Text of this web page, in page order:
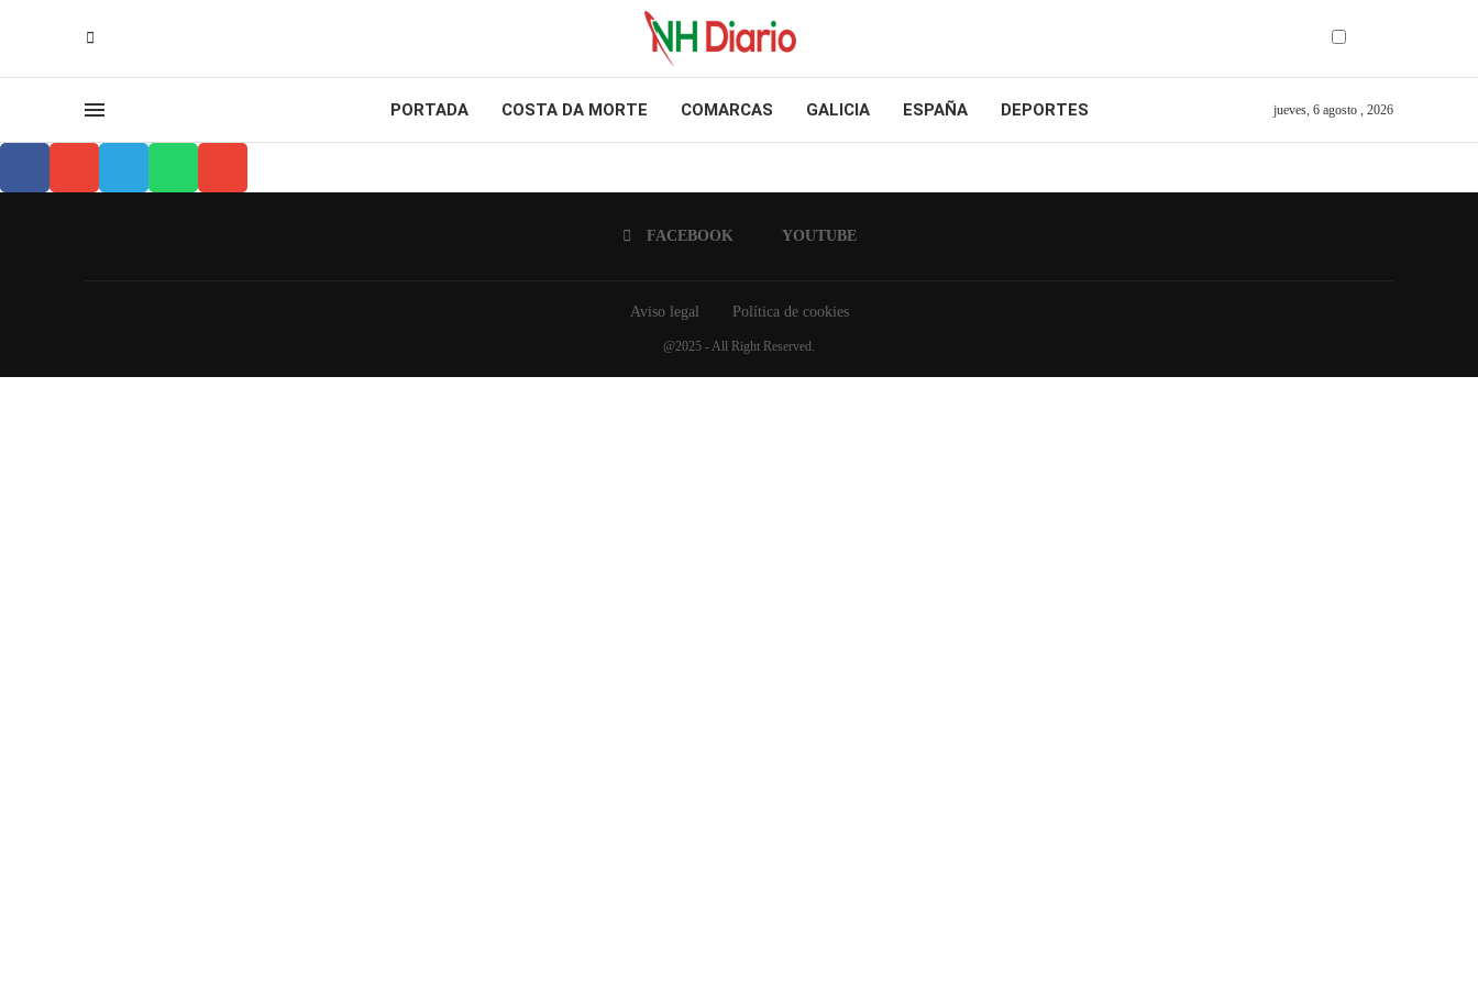
PORTADA COSTA DA MORTE COMARCAS GALICIA ESPAÑA DEPORTES jueves, 6 agosto , 2026
FACEBOOK YOUTUBE
Aviso legal Política de cookies
@2025 - All Right Reserved.